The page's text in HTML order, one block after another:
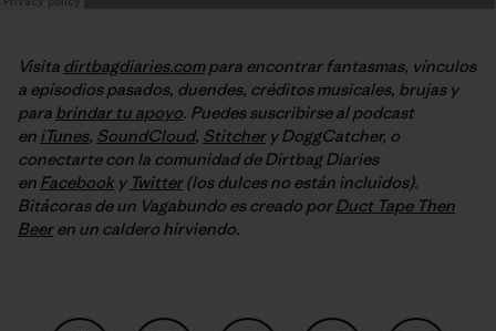
Visita dirtbagdiaries.compara encontrar fantasmas, vínculos
a episodios pasados, duendes, créditos musicales, brujas y
para brindar tu apoyo. Puedes suscribirse al podcast
en iTunes, SoundCloud, Stitchery DoggCatcher, o
conectarte con la comunidad de Dirtbag Diaries
en Facebook y Twitter(los dulces no están incluidos).
Bitácoras de un Vagabundo es creado porDuct Tape Then
Beeren un caldero hirviendo.